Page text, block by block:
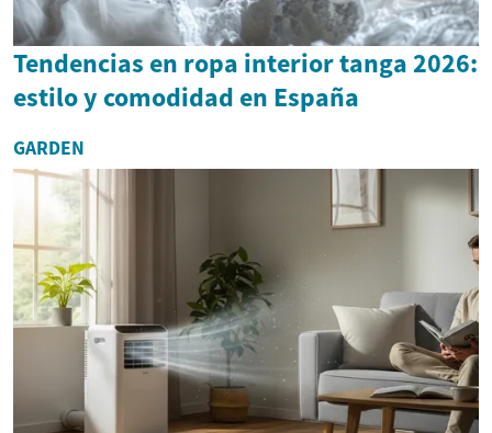
Tendencias en ropa interior tanga 2026:
estilo y comodidad en España
GARDEN